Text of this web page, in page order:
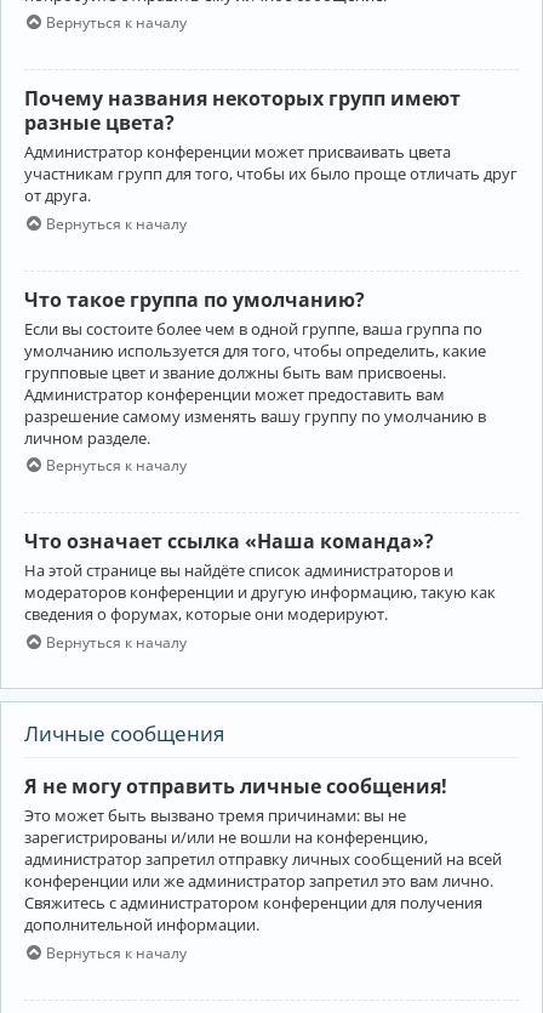
Вернуться к началу
Почему названия некоторых групп имеют
разные цвета?
Администратор конференции может присваивать цвета
участникам групп для того, чтобы их было проще отличать друг
от друга.
Вернуться к началу
Что такое группа по умолчанию?
Если вы состоите более чем в одной группе, ваша группа по
умолчанию используется для того, чтобы определить, какие
групповые цвет и звание должны быть вам присвоены.
Администратор конференции может предоставить вам
разрешение самому изменять вашу группу по умолчанию в
личном разделе.
Вернуться к началу
Что означает ссылка «Наша команда»?
На этой странице вы найдёте список администраторов и
модераторов конференции и другую информацию, такую как
сведения о форумах, которые они модерируют.
Вернуться к началу
Личные сообщения
Я не могу отправить личные сообщения!
Это может быть вызвано тремя причинами: вы не
зарегистрированы и/или не вошли на конференцию,
администратор запретил отправку личных сообщений на всей
конференции или же администратор запретил это вам лично.
Свяжитесь с администратором конференции для получения
дополнительной информации.
Вернуться к началу